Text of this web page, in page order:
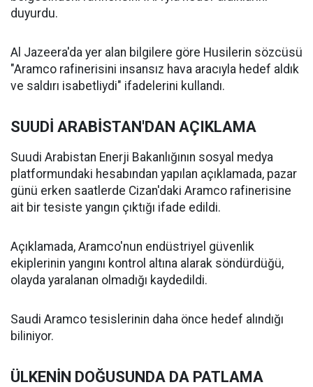
duyurdu.
Al Jazeera'da yer alan bilgilere göre Husilerin sözcüsü
"Aramco rafinerisini insansız hava aracıyla hedef aldık
ve saldırı isabetliydi" ifadelerini kullandı.
SUUDİ ARABİSTAN'DAN AÇIKLAMA
Suudi Arabistan Enerji Bakanlığının sosyal medya
platformundaki hesabından yapılan açıklamada, pazar
günü erken saatlerde Cizan'daki Aramco rafinerisine
ait bir tesiste yangın çıktığı ifade edildi.
Açıklamada, Aramco'nun endüstriyel güvenlik
ekiplerinin yangını kontrol altına alarak söndürdüğü,
olayda yaralanan olmadığı kaydedildi.
Saudi Aramco tesislerinin daha önce hedef alındığı
biliniyor.
ÜLKENİN DOĞUSUNDA DA PATLAMA